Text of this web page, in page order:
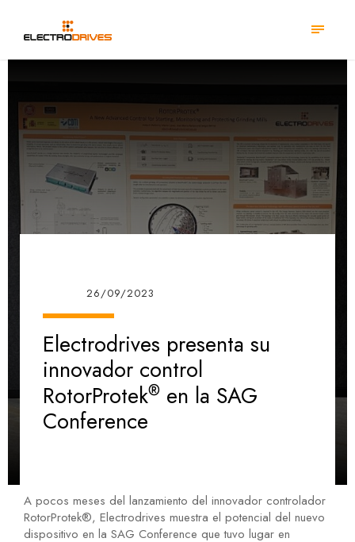
26/09/2023
Electrodrives presenta su
innovador control
RotorProtek® en la SAG
Conference
A pocos meses del lanzamiento del innovador controlador
RotorProtek®, Electrodrives muestra el potencial del nuevo
dispositivo en la SAG Conference que tuvo lugar en